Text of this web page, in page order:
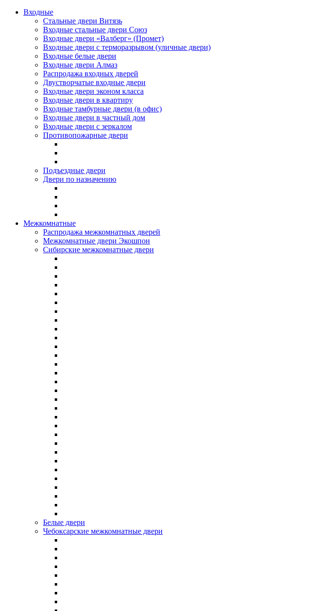
Входные
Стальные двери Витязь
Входные стальные двери Союз
Входные двери «Валберг» (Промет)
Входные двери с терморазрывом (уличные двери)
Входные белые двери
Входные двери Алмаз
Распродажа входных дверей
Двустворчатые входные двери
Входные двери эконом класса
Входные двери в квартиру
Входные тамбурные двери (в офис)
Входные двери в частный дом
Входные двери с зеркалом
Противопожарные двери
Подъездные двери
Двери по назначению
Межкомнатные
Распродажа межкомнатных дверей
Межкомнатные двери Экошпон
Сибирские межкомнатные двери
Белые двери
Чебоксарские межкомнатные двери